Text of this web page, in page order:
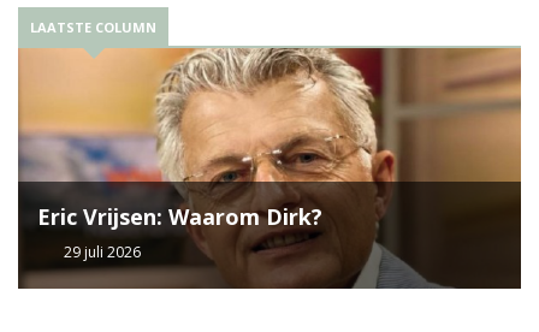
LAATSTE COLUMN
Eric Vrijsen: Waarom Dirk?
29 juli 2026